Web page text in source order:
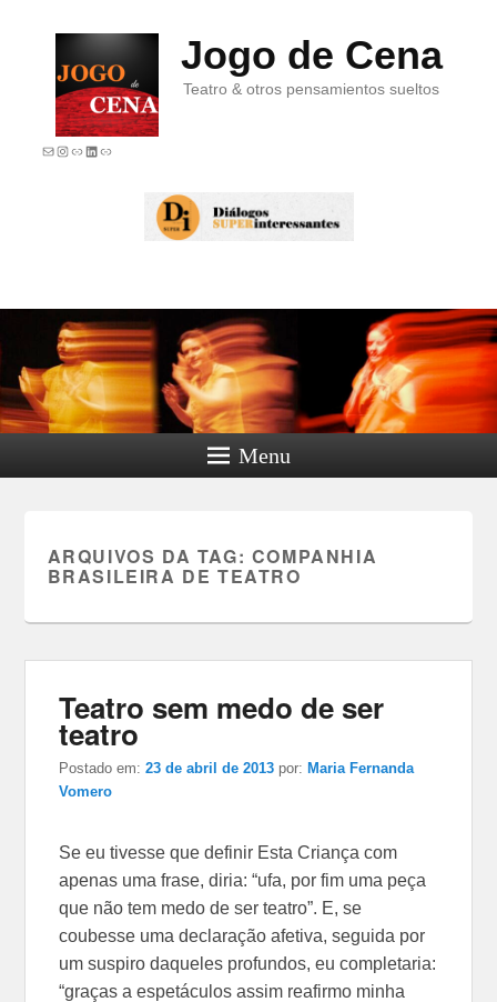
Jogo de Cena
Teatro & otros pensamientos sueltos
E-mailInstagram
LinkLinkedIn
Link
Menu
ARQUIVOS DA TAG: COMPANHIA
BRASILEIRA DE TEATRO
Teatro sem medo de ser
teatro
Postado em:23 de abril de 2013 por:Maria Fernanda
Vomero
Se eu tivesse que definir Esta Criança com
apenas uma frase, diria: “ufa, por fim uma peça
que não tem medo de ser teatro”. E, se
coubesse uma declaração afetiva, seguida por
um suspiro daqueles profundos, eu completaria:
“graças a espetáculos assim reafirmo minha